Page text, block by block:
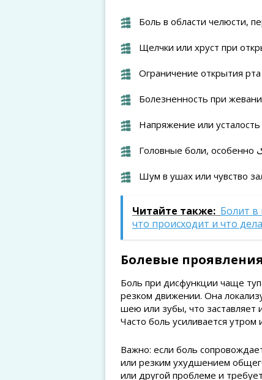
Боль в области челюсти,
Щелчки или хруст при
Ограничение открытия
Болезненность при
Напряжение или
Шум в ушах или чувство
Читайте также: Болит
что происходит и что
Болевые
Боль при дисфункции чаще
резком движении. Она
шею или зубы, что заставляет
Часто боль усиливается
Важно: если боль
или резким ухудшением
или другой проблеме и